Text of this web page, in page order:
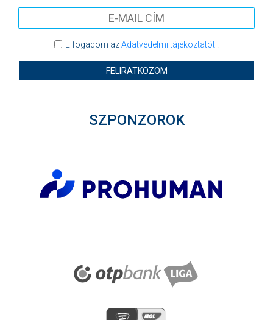
Elfogadom azAdatvédelmi tájékoztatót!
FELIRATKOZOM
SZPONZOROK